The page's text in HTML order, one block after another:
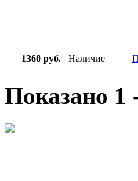
1360 руб. Наличие
Показано 1